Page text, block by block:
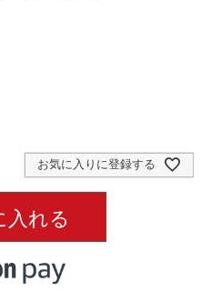
お気に入りに登録する
入れる